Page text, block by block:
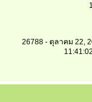
26788 - ตุลาคม 22,